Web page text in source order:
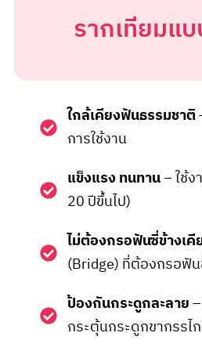
รากเทียมแ
ใกล้เคียงฟันธรรมชาติ
การใช้งาน
แข็งแรง ทนทาน– ใช้ง
20 ปีขึ้นไป)
ไม่ต้องกรอฟันซี่ข้างเคี
(Bridge) ที่ต้องกรอฟั
ป้องกันกระดูกละลาย
กระตุ้นกระดูกขากรรไ